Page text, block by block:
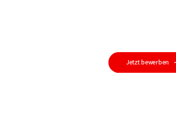
Jetzt bewerben